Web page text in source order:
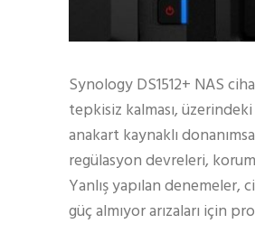
Synology DS1512+ NAS
tepkisiz kalması,
anakart kaynaklı
regülasyon devreleri,
Yanlış yapılan
güç almıyor arızaları için